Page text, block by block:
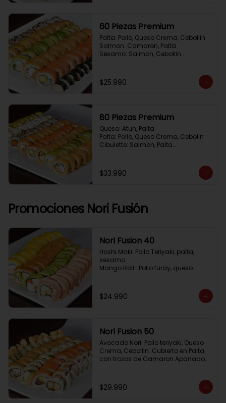
Albahaca,  envuelto en almendras
60 Piezas Premium
Palta: Pollo, Queso Crema, Cebollin
Salmon: Camaron, Palta
Sesamo: Salmon, Cebollin
Pimenton, Queso Crema
Hosomaki: Pollo Teriyaki
$25.990
80 Piezas Premium
Queso: Atun, Palta
Palta: Pollo, Queso Crema, Cebolin
Cibulette: Salmon, Palta
Frito 1: Champiñon Tempura,
Pimenton, Queso Crema
Cebollin
$33.990
Promociones Nori Fusión
Nori Fusion 40
Hoshi Maki: Pollo Teriyaki, palta,
sesamo
Mango Roll : Pollo furay, queso
Avocado Oriental: Salmon,
Kanikama, Queso crema, cubierto
Salmon, bañado en salsa
Acevichada
$24.990
Nori Fusion 50
Avocado Nori: Pollo teriyaki, Queso
Crema, Cebollin. Cubierto en Palta
con trozos de Camaron Apanado,
Palta, cubierto en Salmon
Shirosakana Oriental: Pescado
$29.990